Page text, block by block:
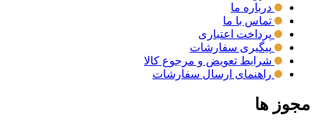
درباره ما
تماس با ما
پرداخت اعتباری
پیگیری سفارشات
شرایط تعویض و مرجوع کالا
راهنمای ارسال سفارشات
مجوز ها